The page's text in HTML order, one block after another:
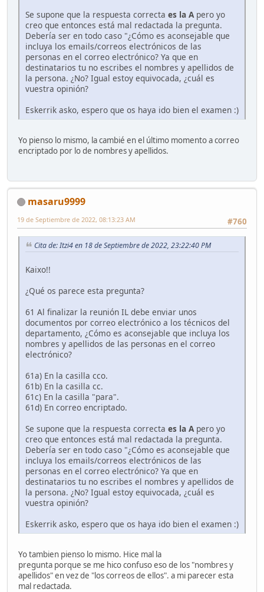
Se supone que la respuesta correcta es la Apero yo
creo que entonces está mal redactada la pregunta.
Debería ser en todo caso "¿Cómo es aconsejable que
incluya los emails/correos electrónicos de las
personas en el correo electrónico? Ya que en
destinatarios tu no escribes el nombres y apellidos de
la persona. ¿No? Igual estoy equivocada, ¿cuál es
vuestra opinión?
Eskerrik asko, espero que os haya ido bien el examen :)
Yo pienso lo mismo, la cambié en el último momento a correo
encriptado por lo de nombres y apellidos.
masaru9999
#760
19 de Septiembre de 2022, 08:13:23 AM
Cita de: Itzi4 en 18 de Septiembre de 2022, 23:22:40 PM
Kaixo!!
¿Qué os parece esta pregunta?
61 Al finalizar la reunión IL debe enviar unos
documentos por correo electrónico a los técnicos del
departamento, ¿Cómo es aconsejable que incluya los
nombres y apellidos de las personas en el correo
electrónico?
61a) En la casilla cco.
61b) En la casilla cc.
61c) En la casilla "para".
61d) En correo encriptado.
Se supone que la respuesta correcta es la A pero yo
creo que entonces está mal redactada la pregunta.
Debería ser en todo caso "¿Cómo es aconsejable que
incluya los emails/correos electrónicos de las
personas en el correo electrónico? Ya que en
destinatarios tu no escribes el nombres y apellidos de
la persona. ¿No? Igual estoy equivocada, ¿cuál es
vuestra opinión?
Eskerrik asko, espero que os haya ido bien el examen :)
Yo tambien pienso lo mismo. Hice mal la
pregunta porque se me hico confuso eso de los "nombres y
apellidos" en vez de "los correos de ellos". a mi parecer esta
mal redactada.